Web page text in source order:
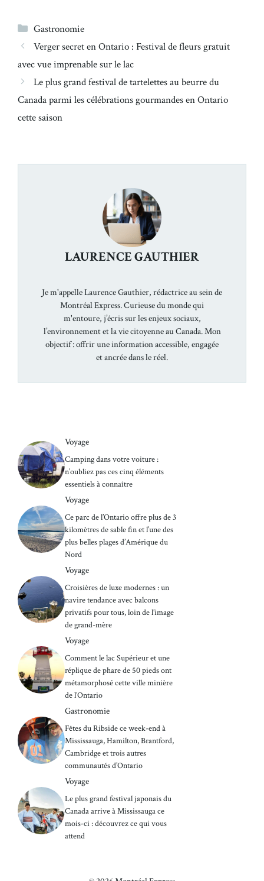
Catégories
Gastronomie
Verger secret en Ontario : Festival de fleurs gratuit
avec vue imprenable sur le lac
Le plus grand festival de tartelettes au beurre du
Canada parmi les célébrations gourmandes en Ontario
cette saison
LAURENCE GAUTHIER
Je m'appelle Laurence Gauthier, rédactrice au sein de
Montréal Express. Curieuse du monde qui
m'entoure, j’écris sur les enjeux sociaux,
l’environnement et la vie citoyenne au Canada. Mon
objectif : offrir une information accessible, engagée
et ancrée dans le réel.
Voyage
Camping dans votre voiture :
n’oubliez pas ces cinq éléments
essentiels à connaître
Voyage
Ce parc de l’Ontario offre plus de 3
kilomètres de sable fin et l’une des
plus belles plages d’Amérique du
Nord
Voyage
Croisières de luxe modernes : un
navire tendance avec balcons
privatifs pour tous, loin de l’image
de grand-mère
Voyage
Comment le lac Supérieur et une
réplique de phare de 50 pieds ont
métamorphosé cette ville minière
de l’Ontario
Gastronomie
Fêtes du Ribside ce week-end à
Mississauga, Hamilton, Brantford,
Cambridge et trois autres
communautés d’Ontario
Voyage
Le plus grand festival japonais du
Canada arrive à Mississauga ce
mois-ci : découvrez ce qui vous
attend